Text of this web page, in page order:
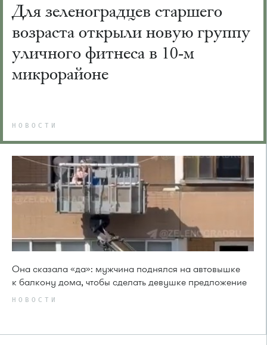
Для зеленоградцев старшего
возраста открыли новую группу
уличного фитнеса в 10-м
микрорайоне
НОВОСТИ
Она сказала «да»: мужчина поднялся на автовышке
к балкону дома, чтобы сделать девушке предложение
НОВОСТИ